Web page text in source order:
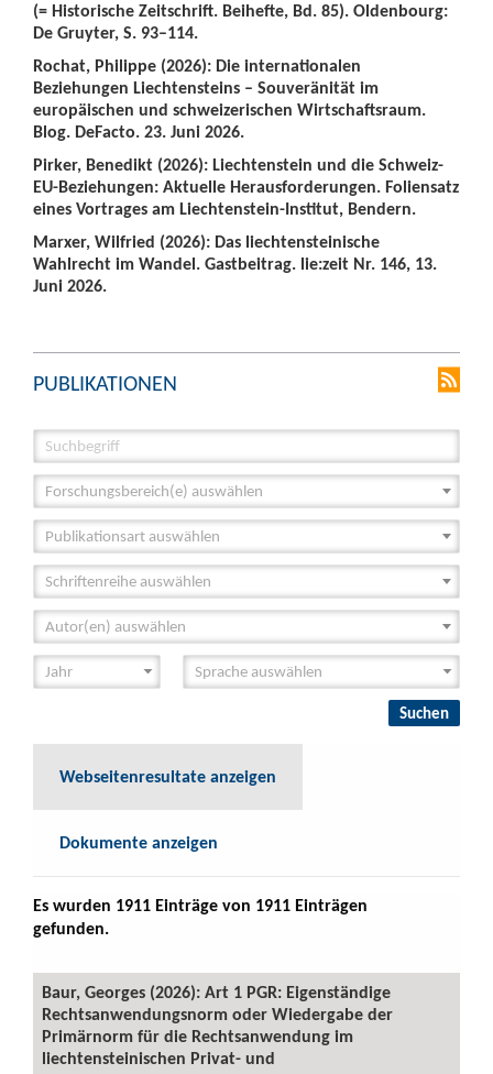
(= Historische Zeitschrift. Beihefte, Bd. 85). Oldenbourg:
De Gruyter, S. 93–114.
Rochat, Philippe (2026): Die internationalen
Beziehungen Liechtensteins – Souveränität im
europäischen und schweizerischen Wirtschaftsraum.
Blog. DeFacto. 23. Juni 2026.
Pirker, Benedikt (2026): Liechtenstein und die Schweiz-
EU-Beziehungen: Aktuelle Herausforderungen. Foliensatz
eines Vortrages am Liechtenstein-Institut, Bendern.
Marxer, Wilfried (2026): Das liechtensteinische
Wahlrecht im Wandel. Gastbeitrag. lie:zeit Nr. 146, 13.
Juni 2026.
PUBLIKATIONEN
Forschungsbereich(e) auswählen
Publikationsart auswählen
Schriftenreihe auswählen
Autor(en) auswählen
Webseitenresultate anzeigen
Dokumente anzeigen
Es wurden 1911 Einträge von 1911 Einträgen
gefunden.
Baur, Georges (2026): Art 1 PGR: Eigenständige
Rechtsanwendungsnorm oder Wiedergabe der
Primärnorm für die Rechtsanwendung im
liechtensteinischen Privat- und